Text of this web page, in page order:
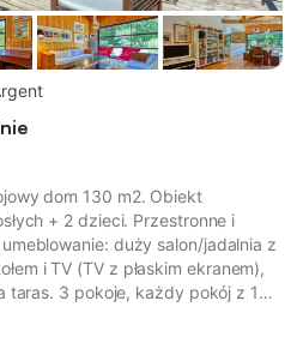
dom 130 m2. Obiekt
+ 2 dzieci. Przestronne i
duży salon/jadalnia z
i TV (TV z płaskim ekranem),
taras. 3 pokoje, każdy pokój z 1
190 cm). 1 pokój dziecięcy z 1 x 2